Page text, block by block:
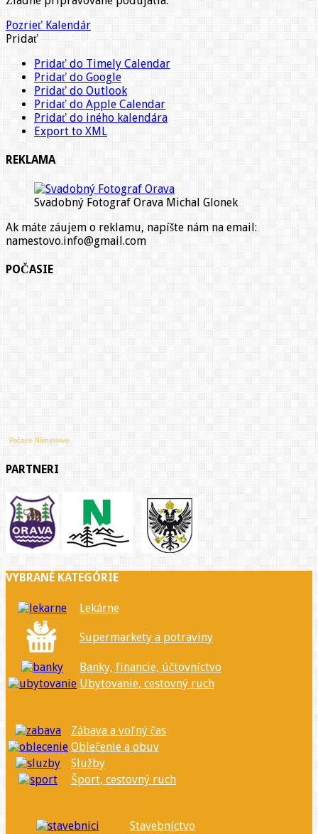
Pozrieť Kalendár
Pridať
Pridať do Timely Calendar
Pridať do Google
Pridať do Outlook
Pridať do Apple Calendar
Pridať do iného kalendára
Export to XML
REKLAMA
Svadobný Fotograf Orava Michal Glonek
Ak máte záujem o reklamu, napíšte nám na email:
namestovo.info@gmail.com
POČASIE
Počasie Námestovo
PARTNERI
VYBRANÉ KATEGÓRIE
Lekárne
Supermarkety a potraviny
Banky, financie, účtovníctvo
Ubytovanie, cestovný ruch
Zábava a voľný čas
Oblečenie a obuv
Služby
Šport, cestovný ruch
Stavebníctvo